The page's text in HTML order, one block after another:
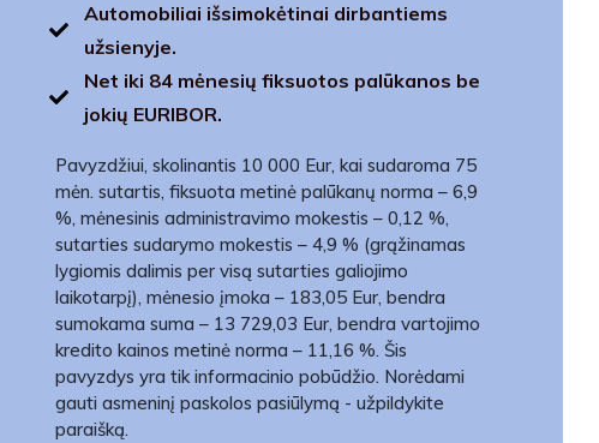
Automobiliai išsimokėtinai dirbantiems
užsienyje.
Net iki 84 mėnesių fiksuotos palūkanos be
jokių EURIBOR.
Pavyzdžiui, skolinantis 10 000 Eur, kai sudaroma 75
mėn. sutartis, fiksuota metinė palūkanų norma – 6,9
%, mėnesinis administravimo mokestis – 0,12 %,
sutarties sudarymo mokestis – 4,9 % (grąžinamas
lygiomis dalimis per visą sutarties galiojimo
laikotarpį), mėnesio įmoka – 183,05 Eur, bendra
sumokama suma – 13 729,03 Eur, bendra vartojimo
kredito kainos metinė norma – 11,16 %. Šis
pavyzdys yra tik informacinio pobūdžio. Norėdami
gauti asmeninį paskolos pasiūlymą - užpildykite
paraišką.